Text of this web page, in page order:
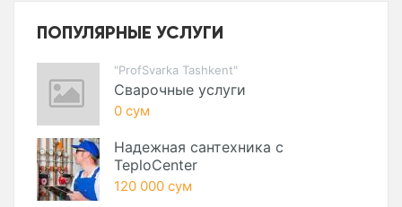
ПОПУЛЯРНЫЕ УСЛУГИ
"ProfSvarka Tashkent"
Сварочные услуги
0 сум
Надежная сантехника с
TeploCenter
120 000 сум